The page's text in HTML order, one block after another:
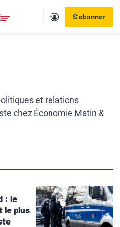
S'abonner
et relations
chez Économie Matin &
: le
le plus